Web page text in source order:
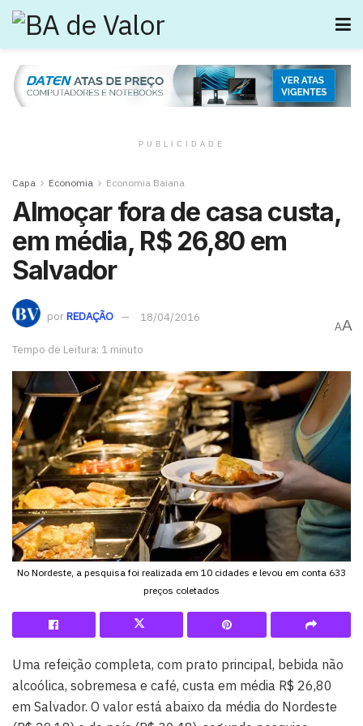
PUBLICIDADE
Capa Economia Economia Baiana
Almoçar fora de casa custa,
em média, R$ 26,80 em
Salvador
porREDAÇÃO 18/04/2016
Tempo de Leitura: 1 minuto
AA
No Nordeste, a pesquisa foi realizada em 10 cidades e levou em conta 633
preços coletados
Uma refeição completa, com prato principal, bebida não
alcoólica, sobremesa e café, custa em média R$ 26,80
em Salvador. O valor está abaixo da média do Nordeste